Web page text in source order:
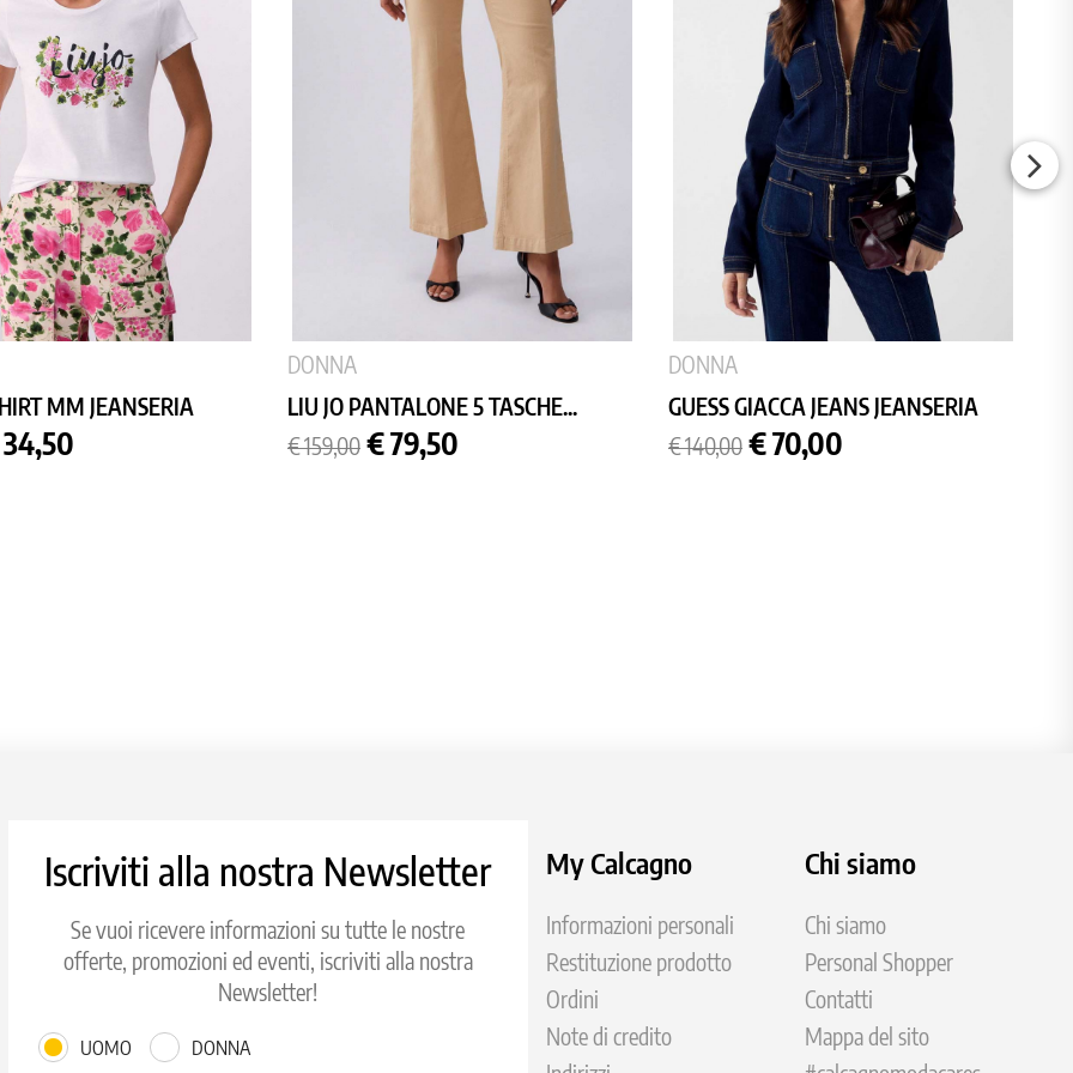
MM JEANSERIA
DONNA
LIU JO PANTALONE 5 TASCHE...
Prezzo
base
€ 159,00 Prezzo
€ 79,50
DONNA
GUESS GIACCA JEANS JEANSERIA
Prezzo
base
€ 140,00 Prezzo
€ 70,00
Iscriviti alla nostra Newsletter
Se vuoi ricevere informazioni su tutte le nostre
offerte, promozioni ed eventi, iscriviti alla nostra
Newsletter!
UOMO DONNA
My Calcagno
Informazioni personali
Restituzione prodotto
Ordini
Note di credito
Chi siamo
Chi siamo
Personal Shopper
Contatti
Mappa del sito